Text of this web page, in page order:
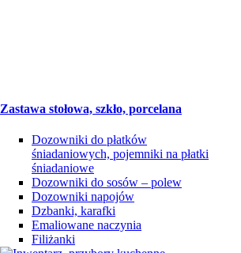
Zastawa stołowa, szkło, porcelana
Dozowniki do płatków
śniadaniowych, pojemniki na płatki
śniadaniowe
Dozowniki do sosów – polew
Dozowniki napojów
Dzbanki, karafki
Emaliowane naczynia
Filiżanki